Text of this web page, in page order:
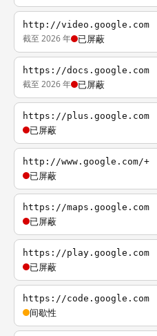
http://video.google.com
截至 2026 年 已屏蔽
https://docs.google.com
截至 2026 年 已屏蔽
https://plus.google.com
已屏蔽
http://www.google.com/+
已屏蔽
https://maps.google.com
已屏蔽
https://play.google.com
已屏蔽
https://code.google.com
间歇性